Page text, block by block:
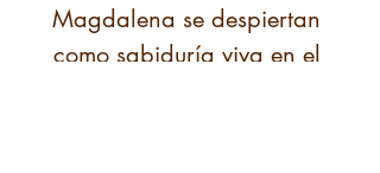
Magdalena se despiertan
como sabiduría viva en el